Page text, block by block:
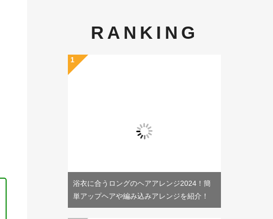
RANKING
浴衣に合うロングのヘアアレンジ2024！簡
単アップヘアや編み込みアレンジを紹介！